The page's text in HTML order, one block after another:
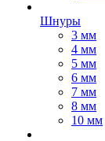
Шнуры
3 мм
4 мм
5 мм
6 мм
7 мм
8 мм
10 мм